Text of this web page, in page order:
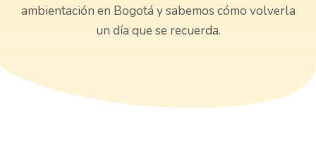
ambientación en Bogotá y sabemos cómo volverla
un día que se recuerda.